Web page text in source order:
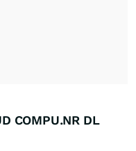
COMPU.NR DL